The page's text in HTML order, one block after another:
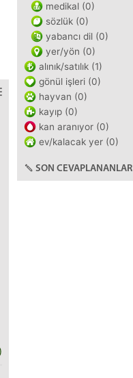
medikal (0)
sözlük (0)
yabancı dil (0)
yer/yön (0)
alınık/satılık (1)
gönül işleri (0)
hayvan (0)
kayıp (0)
kan aranıyor (0)
ev/kalacak yer (0)
SON CEVAPLANANLAR